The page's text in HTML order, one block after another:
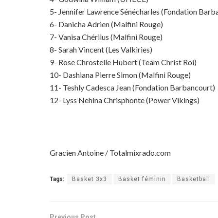
5- Jennifer Lawrence Sénécharles (Fondation
6- Danicha Adrien (Malfini Rouge)
7- Vanisa Chérilus (Malfini Rouge)
8- Sarah Vincent (Les Valkiries)
9- Rose Chrostelle Hubert (Team Christ Roi)
10- Dashiana Pierre Simon (Malfini Rouge)
11- Teshly Cadesca Jean (Fondation Barbancourt)
12- Lyss Nehina Chrisphonte (Power Vikings)
Gracien Antoine / Totalmixrado.com
Tags: Basket 3x3 Basket féminin Basketball